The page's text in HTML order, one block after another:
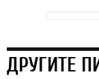
ДРУГИТЕ